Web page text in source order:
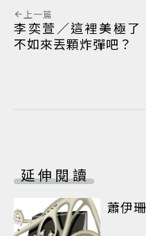
上一篇
李奕萱／這裡美極了
不如來丟顆炸彈吧？
延伸閱讀
蕭伊